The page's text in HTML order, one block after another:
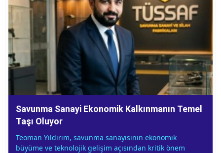
Savunma Sanayi Ekonomik Kalkınmanın Temel
Taşı Oluyor
Teoman Yıldırım, savunma sanayisinin ekonomik
büyüme ve teknolojik gelişim açısından kritik önem